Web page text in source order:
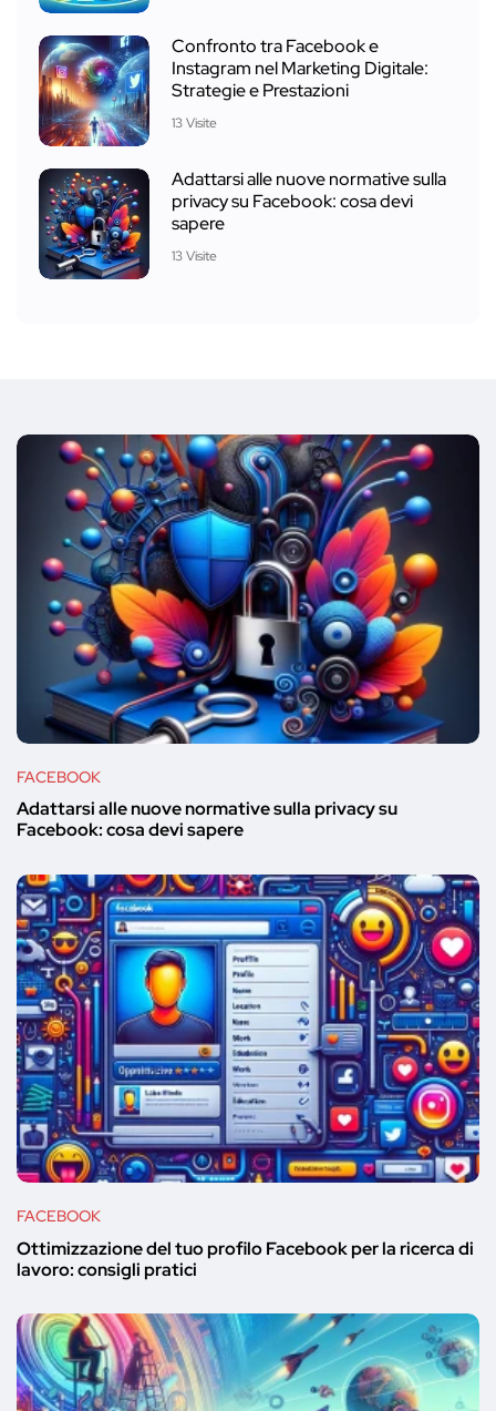
Confronto tra Facebook e
Instagram nel Marketing Digitale:
Strategie e Prestazioni
13 Visite
Adattarsi alle nuove normative sulla
privacy su Facebook: cosa devi
sapere
13 Visite
FACEBOOK
Adattarsi alle nuove normative sulla privacy su
Facebook: cosa devi sapere
FACEBOOK
Ottimizzazione del tuo profilo Facebook per la ricerca di
lavoro: consigli pratici